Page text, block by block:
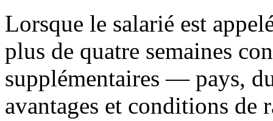
Lorsque le salarié est
plus de quatre semaines
supplémentaires — pays,
avantages et conditions